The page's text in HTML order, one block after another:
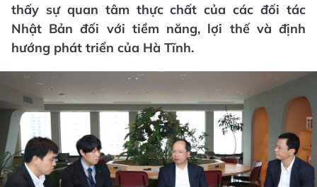
thấy sự quan tâm thực chất của các đối tác
Nhật Bản đối với tiềm năng, lợi thế và định
hướng phát triển của Hà Tĩnh.